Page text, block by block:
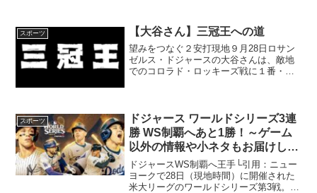
記事では、イニエスタのすばらしいキャ
リアや彼がどんな影響を残...
スポーツ 【大谷さん】三冠王への道
望みをつなぐ２安打現地９月28日ロサン
ゼルス・ドジャースの大谷さんは、敵地
でのコロラド・ロッキーズ戦に１番・指
ーグ首位打者のル...
スポーツ
ドジャース ワールドシリーズ3連
勝 WS制覇へあと1勝！～ゲーム
以外の情報や小ネタもお届けしま
す～
ドジャースWS制覇へ王手└引用：ニュー
ヨークで28日（現地時間）に開催された
米大リーグのワールドシリーズ第3戦。